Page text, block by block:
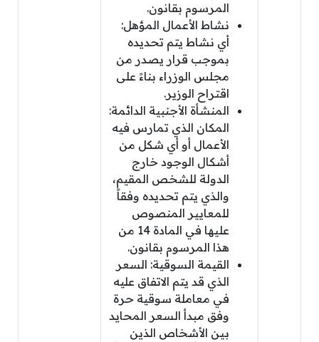
المرسوم بقانون.
نشاط الأعمال المؤهل:
أي نشاط يتم تحديده
بموجب قرار يصدر من
مجلس الوزراء بناءً على
اقتراح الوزير.
المنشأة الأجنبية الدائمة:
المكان الذي تمارس فيه
الأعمال أو أي شكل من
أشكال الوجود خارج
الدولة للشخص المقيم،
والذي يتم تحديده وفقاً
للمعايير المنصوص
عليها في المادة 14 من
هذا المرسوم بقانون.
القيمة السوقية: السعر
الذي قد يتم الاتفاق عليه
في معاملة سوقية حرة
وفق مبدأ السعر المحايد
بين الأشخاص الذين